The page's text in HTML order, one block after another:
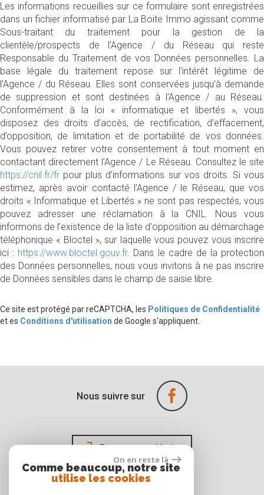
Les informations recueillies sur ce formulaire sont enregistrées
dans un fichier informatisé par La Boite Immo agissant comme
Sous-traitant du traitement pour la gestion de la
clientèle/prospects de l'Agence / du Réseau qui reste
Responsable du Traitement de vos Données personnelles. La
base légale du traitement repose sur l'intérêt légitime de
l'Agence / du Réseau. Elles sont conservées jusqu'à demande
de suppression et sont destinées à l'Agence / au Réseau.
Conformément à la loi « informatique et libertés », vous
disposez des droits d’accès, de rectification, d’effacement,
d’opposition, de limitation et de portabilité de vos données.
Vous pouvez retirer votre consentement à tout moment en
contactant directement l’Agence / Le Réseau. Consultez le site
https://cnil.fr/fr pour plus d’informations sur vos droits. Si vous
estimez, après avoir contacté l'Agence / le Réseau, que vos
droits « Informatique et Libertés » ne sont pas respectés, vous
pouvez adresser une réclamation à la CNIL. Nous vous
informons de l’existence de la liste d'opposition au démarchage
téléphonique « Bloctel », sur laquelle vous pouvez vous inscrire
ici : https://www.bloctel.gouv.fr. Dans le cadre de la protection
des Données personnelles, nous vous invitons à ne pas inscrire
de Données sensibles dans le champ de saisie libre.
Ce site est protégé par reCAPTCHA, les Politiques de Confidentialité
et es Conditions d'utilisation de Google s'appliquent.
Nous suivre sur
Espace propriétaire
On en reste là
Comme beaucoup, notre site
utilise les cookies